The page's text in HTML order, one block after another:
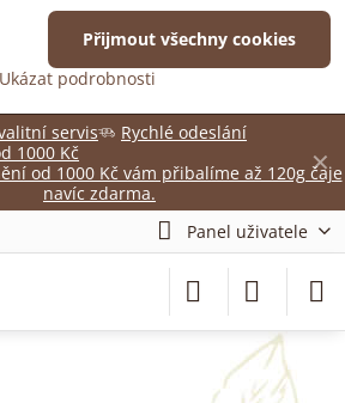
✕
servis
Rychlé odeslání
1000 Kč
od 1000 Kč vám přibalíme až 120g čaje
navíc zdarma.
Panel uživatele
Ukázat podrobnosti
Přijmout všechny cookies